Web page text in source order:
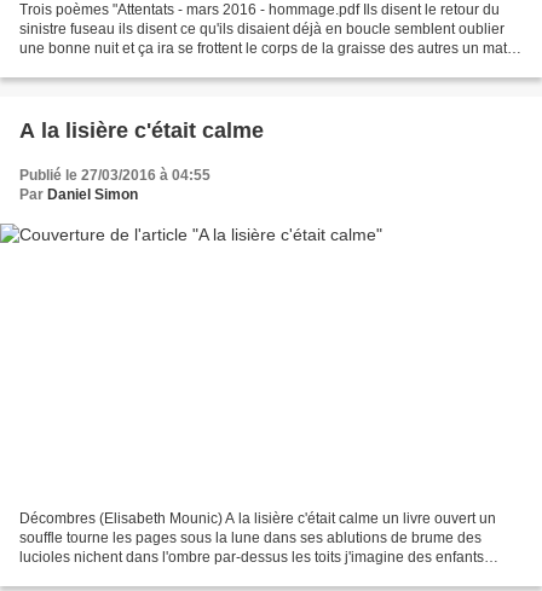
Trois poèmes "Attentats - mars 2016 - hommage.pdf Ils disent le retour du
sinistre fuseau ils disent ce qu'ils disaient déjà en boucle semblent oublier
une bonne nuit et ça ira se frottent le corps de la graisse des autres un matin
A la lisière c'était calme
Publié le 27/03/2016 à 04:55
Par Daniel Simon
Décombres (Elisabeth Mounic) A la lisière c'était calme un livre ouvert un
souffle tourne les pages sous la lune dans ses ablutions de brume des
lucioles nichent dans l'ombre par-dessus les toits j'imagine des enfants